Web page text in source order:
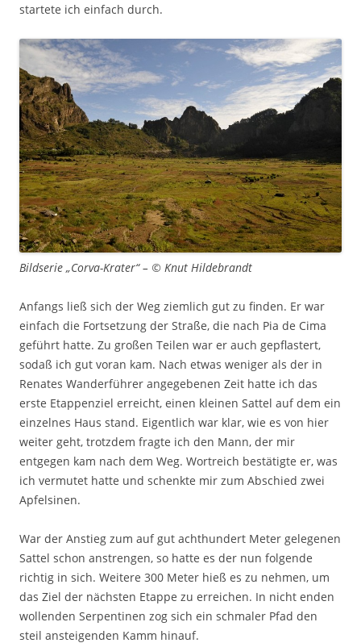
startete ich einfach durch.
Bildserie „Corva-Krater“ – © Knut Hildebrandt
Anfangs ließ sich der Weg ziemlich gut zu finden. Er war
einfach die Fortsetzung der Straße, die nach Pia de Cima
geführt hatte. Zu großen Teilen war er auch gepflastert,
sodaß ich gut voran kam. Nach etwas weniger als der in
Renates Wanderführer angegebenen Zeit hatte ich das
erste Etappenziel erreicht, einen kleinen Sattel auf dem ein
einzelnes Haus stand. Eigentlich war klar, wie es von hier
weiter geht, trotzdem fragte ich den Mann, der mir
entgegen kam nach dem Weg. Wortreich bestätigte er, was
ich vermutet hatte und schenkte mir zum Abschied zwei
Apfelsinen.
War der Anstieg zum auf gut achthundert Meter gelegenen
Sattel schon anstrengen, so hatte es der nun folgende
richtig in sich. Weitere 300 Meter hieß es zu nehmen, um
das Ziel der nächsten Etappe zu erreichen. In nicht enden
wollenden Serpentinen zog sich ein schmaler Pfad den
steil ansteigenden Kamm hinauf.